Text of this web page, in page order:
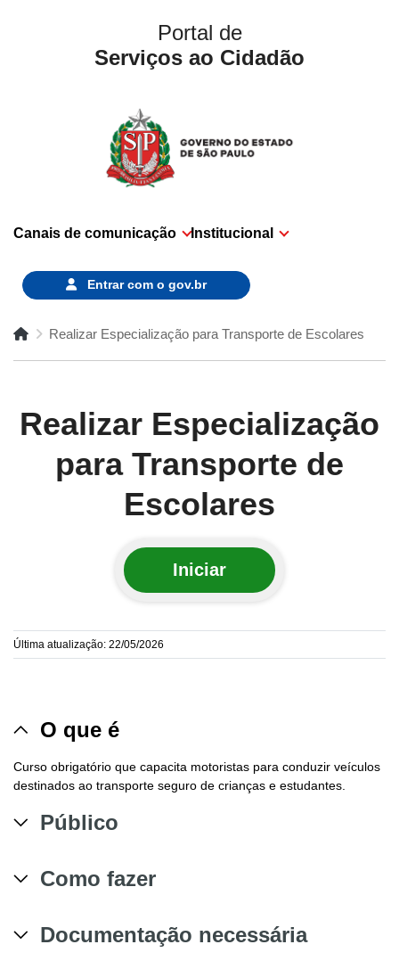
Portal de
Serviços ao Cidadão
Canais de comunicação Institucional
Entrar com o gov.br
Realizar Especialização para Transporte de Escolares
Realizar Especialização
para Transporte de
Escolares
Iniciar
Última atualização: 22/05/2026
O que é
Curso obrigatório que capacita motoristas para conduzir veículos
destinados ao transporte seguro de crianças e estudantes.
Público
Como fazer
Documentação necessária